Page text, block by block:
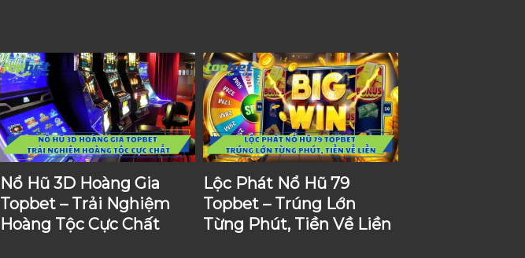
Nổ Hũ 3D Hoàng Gia
Topbet – Trải Nghiệm
Hoàng Tộc Cực Chất
Lộc Phát Nổ Hũ 79
Topbet – Trúng Lớn
Từng Phút, Tiền Về Liền